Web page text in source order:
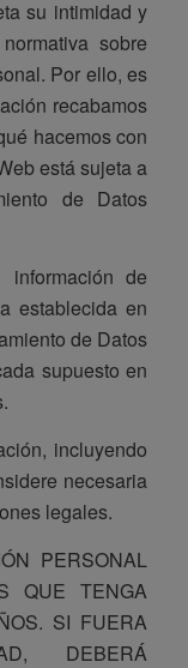
su intimidad y
sobre
Por ello, es
recabamos
hacemos con
está sujeta a
de Datos
información de
establecida en
de Datos
supuesto en
incluyendo
necesaria
legales.
PERSONAL
QUE TENGA
SI FUERA
DEBERÁ